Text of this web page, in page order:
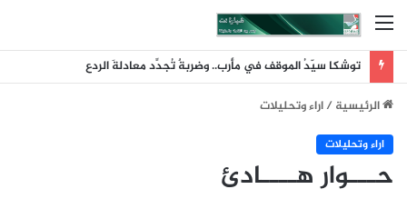
القائمة
توشكا سيّدُ الموقف في مأرب.. وضربةٌ تُجدِّد معادلةَ الردع
الرئيسية/اراء وتحليلات
اراء وتحليلات
حـــوار هــــادئ